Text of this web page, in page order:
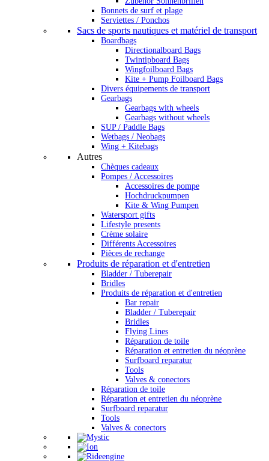
Bonnets de surf et plage
Serviettes / Ponchos
Sacs de sports nautiques et matériel de transport
Boardbags
Directionalboard Bags
Twintipboard Bags
Wingfoilboard Bags
Kite + Pump Foilboard Bags
Divers équipements de transport
Gearbags
Gearbags with wheels
Gearbags without wheels
SUP / Paddle Bags
Wetbags / Neobags
Wing + Kitebags
Autres
Chèques cadeaux
Pompes / Accessoires
Accessoires de pompe
Hochdruckpumpen
Kite & Wing Pumpen
Watersport gifts
Lifestyle presents
Crème solaire
Différents Accessoires
Pièces de rechange
Produits de réparation et d'entretien
Bladder / Tuberepair
Bridles
Produits de réparation et d'entretien
Bar repair
Bladder / Tuberepair
Bridles
Flying Lines
Réparation de toile
Réparation et entretien du néoprène
Surfboard reparatur
Tools
Valves & conectors
Réparation de toile
Réparation et entretien du néoprène
Surfboard reparatur
Tools
Valves & conectors